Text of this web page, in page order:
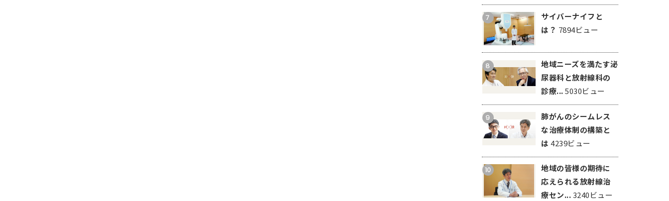
7
サイバーナイフと
は？ 7894ビュー
8
地域ニーズを満たす泌
尿器科と放射線科の
診療...5030ビュー
9
肺がんのシームレス
な治療体制の構築と
は 4239ビュー
10
地域の皆様の期待に
応えられる放射線治
療セン...3240ビュー